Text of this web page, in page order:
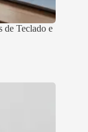
de Teclado e